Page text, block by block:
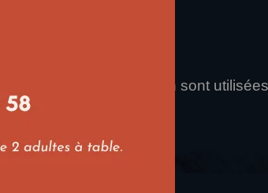
systèmes de réservation sont utilisées